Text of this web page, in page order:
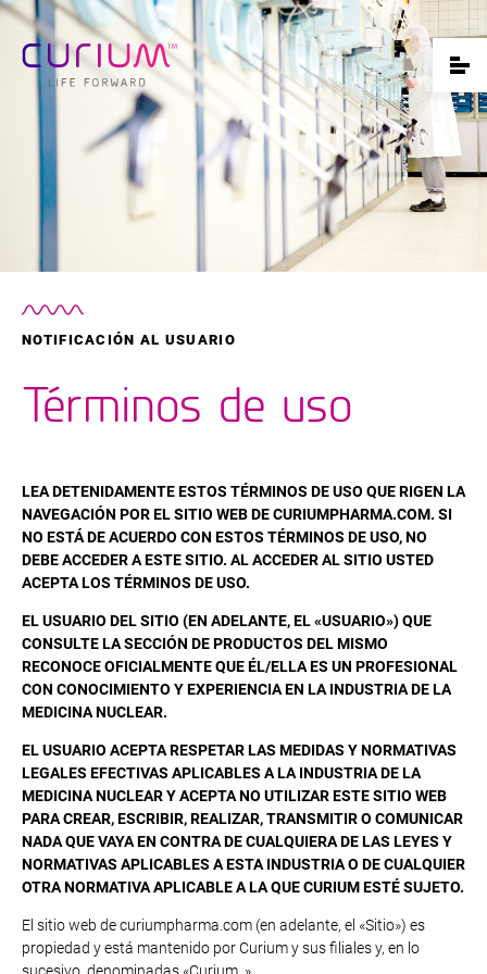
NOTIFICACIÓN AL USUARIO
Términos de uso
LEA DETENIDAMENTE ESTOS TÉRMINOS DE USO QUE RIGEN LA
NAVEGACIÓN POR EL SITIO WEB DE CURIUMPHARMA.COM. SI
NO ESTÁ DE ACUERDO CON ESTOS TÉRMINOS DE USO, NO
DEBE ACCEDER A ESTE SITIO. AL ACCEDER AL SITIO USTED
ACEPTA LOS TÉRMINOS DE USO.
EL USUARIO DEL SITIO (EN ADELANTE, EL «USUARIO») QUE
CONSULTE LA SECCIÓN DE PRODUCTOS DEL MISMO
RECONOCE OFICIALMENTE QUE ÉL/ELLA ES UN PROFESIONAL
CON CONOCIMIENTO Y EXPERIENCIA EN LA INDUSTRIA DE LA
MEDICINA NUCLEAR.
EL USUARIO ACEPTA RESPETAR LAS MEDIDAS Y NORMATIVAS
LEGALES EFECTIVAS APLICABLES A LA INDUSTRIA DE LA
MEDICINA NUCLEAR Y ACEPTA NO UTILIZAR ESTE SITIO WEB
PARA CREAR, ESCRIBIR, REALIZAR, TRANSMITIR O COMUNICAR
NADA QUE VAYA EN CONTRA DE CUALQUIERA DE LAS LEYES Y
NORMATIVAS APLICABLES A ESTA INDUSTRIA O DE CUALQUIER
OTRA NORMATIVA APLICABLE A LA QUE CURIUM ESTÉ SUJETO.
El sitio web de curiumpharma.com (en adelante, el «Sitio») es
propiedad y está mantenido por Curium y sus filiales y, en lo